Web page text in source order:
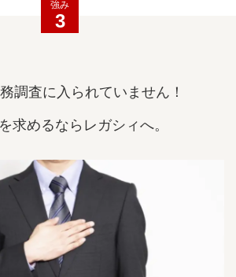
強み
3
調査に入られていません！
求めるならレガシィへ。